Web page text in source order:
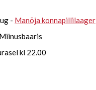
- Manõja konnapillilaager
kl 22.00